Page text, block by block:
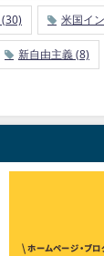
(30) 米国イ
新自由主義(8)